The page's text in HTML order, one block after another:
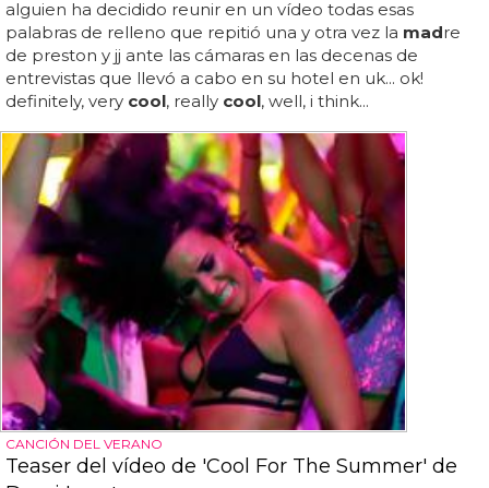
alguien ha decidido reunir en un vídeo todas esas
palabras de relleno que repitió una y otra vez la madre
de preston y jj ante las cámaras en las decenas de
entrevistas que llevó a cabo en su hotel en uk... ok!
definitely, very cool, really cool, well, i think...
CANCIÓN DEL VERANO
Teaser del vídeo de 'Cool For The Summer' de